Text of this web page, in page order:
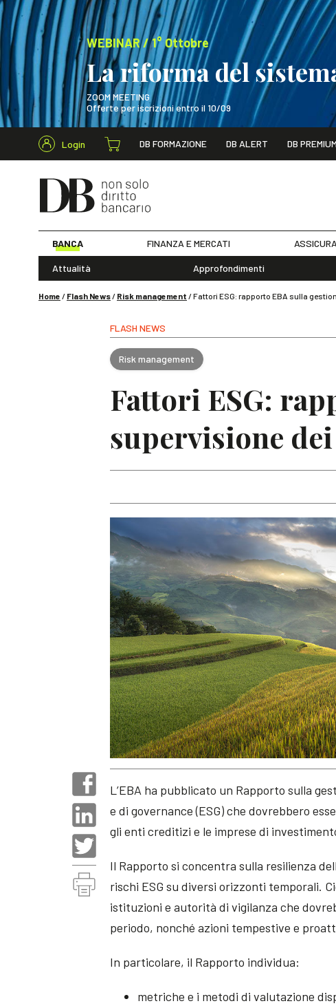
WEBINAR / 1° Ottobre
La riforma del
ZOOM MEETING
Offerte per iscrizioni entro il 10/09
WEBINAR / 1° Ottobre
Login DB FORMAZIONE DB ALERT DB PREMIUM
BANCA FINANZA E MERCATI
Attualità Approfondimenti
Home / Flash News/ Risk management /Fattori ESG: rapporto EBA sulla
FLASH NEWS
Risk management
Fattori ESG:
supervisione
L’EBA ha pubblicato un Rapporto sulla
e di governance (ESG) che dovrebbero
gli enti creditizi e le imprese di
Il Rapporto si concentra sulla resilienza
rischi ESG su diversi orizzonti temporali.
istituzioni e autorità di vigilanza che
periodo, nonché azioni tempestive e
In particolare, il Rapporto individua:
metriche e i metodi di valutazione